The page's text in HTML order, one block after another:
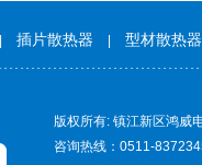
插片散热器 型材散热器
版权所有: 镇江新区鸿威
咨询热线：0511-